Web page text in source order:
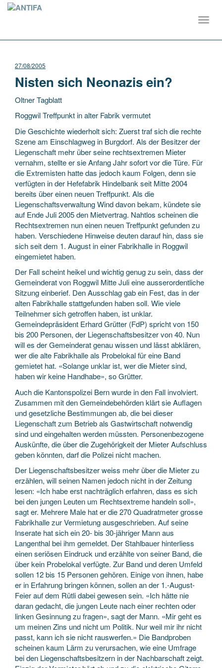
27/08/2005
Nisten sich Neonazis ein?
Oltner Tagblatt
Roggwil Treffpunkt in alter Fabrik vermutet
Die Geschichte wiederholt sich: Zuerst traf sich die rechte
Szene am Einschlagweg in Burgdorf. Als der Besitzer der
Liegenschaft mehr über seine rechtsextremen Mieter
vernahm, stellte er sie Anfang Jahr sofort vor die Türe. Für
die Extremisten hatte das jedoch kaum Folgen, denn sie
verfügten in der Hefefabrik Hindelbank seit Mitte 2004
bereits über einen neuen Treffpunkt. Als die
Liegenschaftsverwaltung Wind davon bekam, kündete sie
auf Ende Juli 2005 den Mietvertrag. Nahtlos scheinen die
Rechtsextremen nun einen neuen Treffpunkt gefunden zu
haben. Verschiedene Hinweise deuten darauf hin, dass sie
sich seit dem 1. August in einer Fabrikhalle in Roggwil
eingemietet haben.
Der Fall scheint heikel und wichtig genug zu sein, dass der
Gemeinderat von Roggwil Mitte Juli eine ausserordentliche
Sitzung einberief. Den Ausschlag gab ein Fest, das in der
alten Fabrikhalle stattgefunden haben soll. Wie viele
Teilnehmer sich getroffen haben, ist unklar.
Gemeindepräsident Erhard Grütter (FdP) spricht von 150
bis 200 Personen, der Liegenschaftsbesitzer von 40. Nun
will es der Gemeinderat genau wissen und lässt abklären,
wer die alte Fabrikhalle als Probelokal für eine Band
gemietet hat. «Solange unklar ist, wer die Mieter sind,
haben wir keine Handhabe», so Grütter.
Auch die Kantonspolizei Bern wurde in den Fall involviert.
Zusammen mit den Gemeindebehörden klärt sie Auflagen
und gesetzliche Bestimmungen ab, die bei dieser
Liegenschaft zum Betrieb als Gastwirtschaft notwendig
sind und eingehalten werden müssten. Personenbezogene
Auskünfte, die über die Zugehörigkeit der Mieter Aufschluss
geben könnten, darf die Polizei nicht machen.
Der Liegenschaftsbesitzer weiss mehr über die Mieter zu
erzählen, will seinen Namen jedoch nicht in der Zeitung
lesen: «Ich habe erst nachträglich erfahren, dass es sich
bei den jungen Leuten um Rechtsextreme handeln soll»,
sagt er. Mehrere Male hat er die 270 Quadratmeter grosse
Fabrikhalle zur Vermietung ausgeschrieben. Auf seine
Inserate hat sich ein 20- bis 30-jähriger Mann aus
Langenthal bei ihm gemeldet. Der Stahlbauer hinterliess
einen seriösen Eindruck und erzählte von seiner Band, die
über kein Probelokal verfügte. Zur Band und deren Umfeld
sollen 12 bis 15 Personen gehören. Einige von ihnen, habe
er in Erfahrung bringen können, sollen an der 1.-August-
Feier auf dem Rütli dabei gewesen sein. «Ich hätte nie
daran gedacht, die jungen Leute nach einer rechten oder
linken Gesinnung zu fragen», sagt der Mann. «Mir geht es
um meinen Zins und nicht um Politik. Nur weil mir ihr nicht
passt, kann ich sie nicht rauswerfen.» Die Bandproben
scheinen kaum Lärm zu verursachen, wie eine Umfrage
bei den Liegenschaftsbesitzern in der Nachbarschaft zeigt.